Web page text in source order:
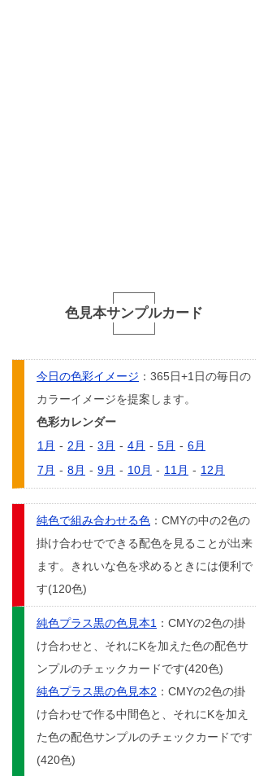
色見本サンプルカード
今日の色彩イメージ ：365日+1日の毎日の
カラーイメージを提案します。
色彩カレンダー
1月 - 2月 - 3月 - 4月 - 5月 - 6月
7月 - 8月 - 9月 - 10月 - 11月 - 12月
純色で組み合わせる色 ：CMYの中の2色の
掛け合わせでできる配色を見ることが出来
ます。きれいな色を求めるときには便利で
す(120色)
純色プラス黒の色見本1 ：CMYの2色の掛
け合わせと、それにKを加えた色の配色サ
ンプルのチェックカードです(420色)
純色プラス黒の色見本2 ：CMYの2色の掛
け合わせで作る中間色と、それにKを加え
た色の配色サンプルのチェックカードです
(420色)